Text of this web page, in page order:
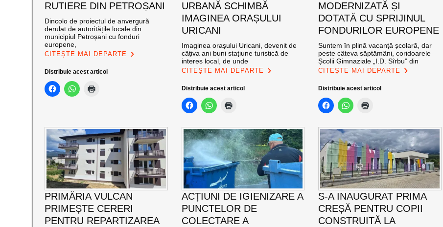
RUTIERE DIN PETROȘANI
Dincolo de proiectul de anvergură
derulat de autoritățile locale din
municipiul Petroșani cu fonduri
europene,
CITEȘTE MAI DEPARTE
Distribuie acest articol
URBANĂ SCHIMBĂ
IMAGINEA ORAȘULUI
URICANI
Imaginea orașului Uricani, devenit de
câțiva ani buni stațiune turistică de
interes local, de unde
CITEȘTE MAI DEPARTE
Distribuie acest articol
MODERNIZATĂ ȘI
DOTATĂ CU SPRIJINUL
FONDURILOR EUROPENE
Suntem în plină vacanță școlară, dar
peste câteva săptămâni, coridoarele
Școlii Gimnaziale „I.D. Sîrbu” din
CITEȘTE MAI DEPARTE
Distribuie acest articol
PRIMĂRIA VULCAN
PRIMEȘTE CERERI
PENTRU REPARTIZAREA
ACȚIUNI DE IGIENIZARE A
PUNCTELOR DE
COLECTARE A
S-A INAUGURAT PRIMA
CREȘĂ PENTRU COPII
CONSTRUITĂ LA